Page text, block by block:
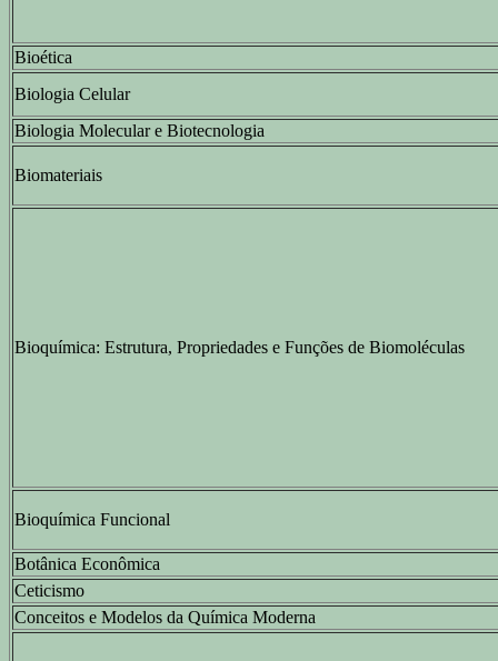
Bioética
Biologia Celular
Biologia Molecular e Biotecnologia
Biomateriais
Bioquímica: Estrutura, Propriedades e Funções de Biomoléculas
Bioquímica Funcional
Botânica Econômica
Ceticismo
Conceitos e Modelos da Química Moderna